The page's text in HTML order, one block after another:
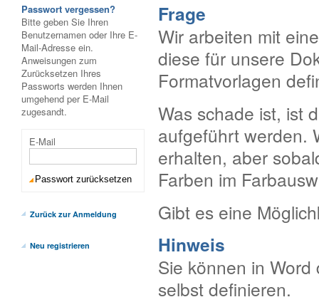
Passwort vergessen?
Bitte geben Sie Ihren
Benutzernamen oder Ihre E-
Mail-Adresse ein.
Anweisungen zum
Zurücksetzen Ihres
Passworts werden Ihnen
umgehend per E-Mail
zugesandt.
E-Mail
Zurück zur Anmeldung
Neu registrieren
Frage
Wir arbeiten mit
diese für unsere
Formatvorlagen
Was schade ist, ist
aufgeführt werden.
erhalten, aber
Farben im
Gibt es eine
Hinweis
Sie können in
selbst definieren.